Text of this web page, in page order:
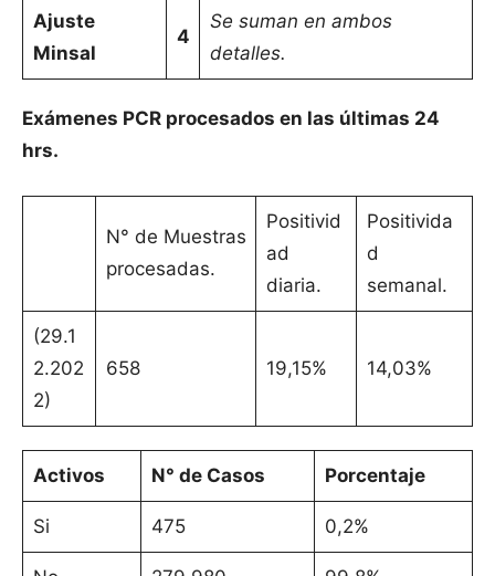
Ajuste
Minsal
4
Se suman en ambos
detalles.
Exámenes PCR procesados en las últimas 24
hrs.
N° de Muestras
procesadas.
Positivid
ad
diaria.
Positivida
d
semanal.
(29.1
2.202
2)
658 19,15% 14,03%
Activos N° de Casos Porcentaje
Si 475 0,2%